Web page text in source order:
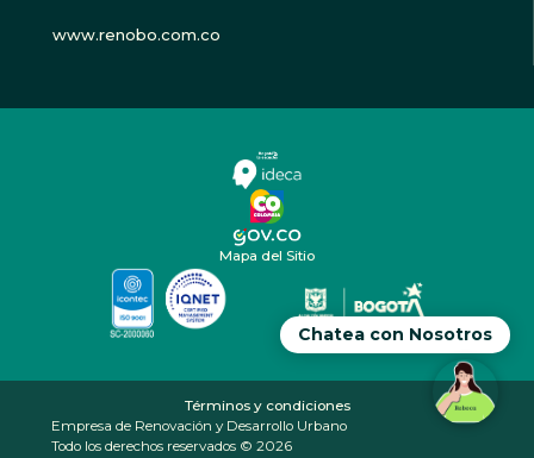
Chatea con Nosotros
www.renobo.com.co
Mapa del Sitio
Términos y condiciones
Empresa de Renovación y Desarrollo Urbano
Todo los derechos reservados © 2026